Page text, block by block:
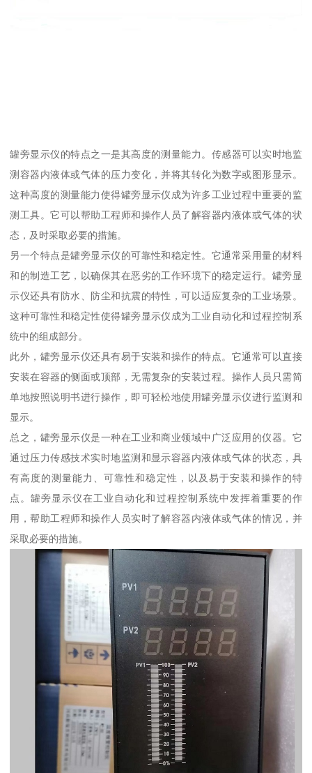
罐旁显示仪的特点之一是其高度的测量能力。传感器可以实时地监
测容器内液体或气体的压力变化，并将其转化为数字或图形显示。
这种高度的测量能力使得罐旁显示仪成为许多工业过程中重要的监
测工具。它可以帮助工程师和操作人员了解容器内液体或气体的状
态，及时采取必要的措施。
另一个特点是罐旁显示仪的可靠性和稳定性。它通常采用量的材料
和的制造工艺，以确保其在恶劣的工作环境下的稳定运行。罐旁显
示仪还具有防水、防尘和抗震的特性，可以适应复杂的工业场景。
这种可靠性和稳定性使得罐旁显示仪成为工业自动化和过程控制系
统中的组成部分。
此外，罐旁显示仪还具有易于安装和操作的特点。它通常可以直接
安装在容器的侧面或顶部，无需复杂的安装过程。操作人员只需简
单地按照说明书进行操作，即可轻松地使用罐旁显示仪进行监测和
显示。
总之，罐旁显示仪是一种在工业和商业领域中广泛应用的仪器。它
通过压力传感技术实时地监测和显示容器内液体或气体的状态，具
有高度的测量能力、可靠性和稳定性，以及易于安装和操作的特
点。罐旁显示仪在工业自动化和过程控制系统中发挥着重要的作
用，帮助工程师和操作人员实时了解容器内液体或气体的情况，并
采取必要的措施。